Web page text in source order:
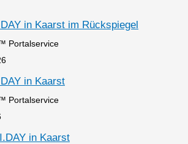
in Kaarst im Rückspiegel
Portalservice
in Kaarst
Portalservice
in Kaarst